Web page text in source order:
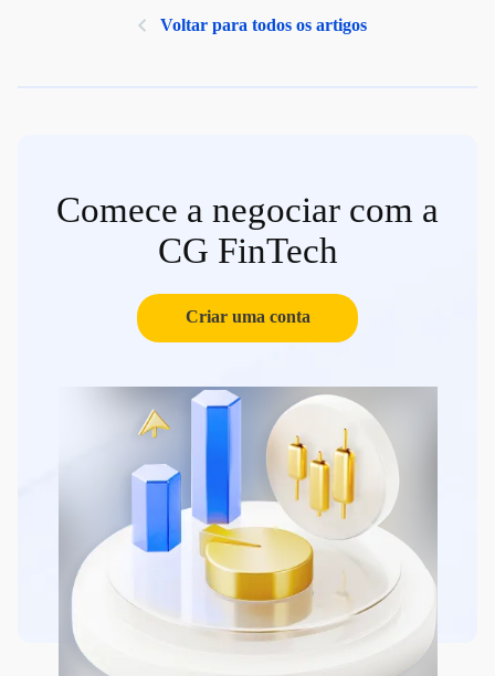
Voltar para todos os artigos
Comece a negociar com a
CG FinTech
Criar uma conta